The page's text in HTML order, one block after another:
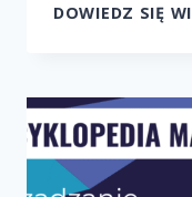
DOWIEDZ SIĘ